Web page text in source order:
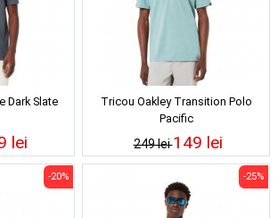
Dark Slate
lei
Tricou Oakley Transition Polo
Pacific
249 lei149 lei
-20% -25%